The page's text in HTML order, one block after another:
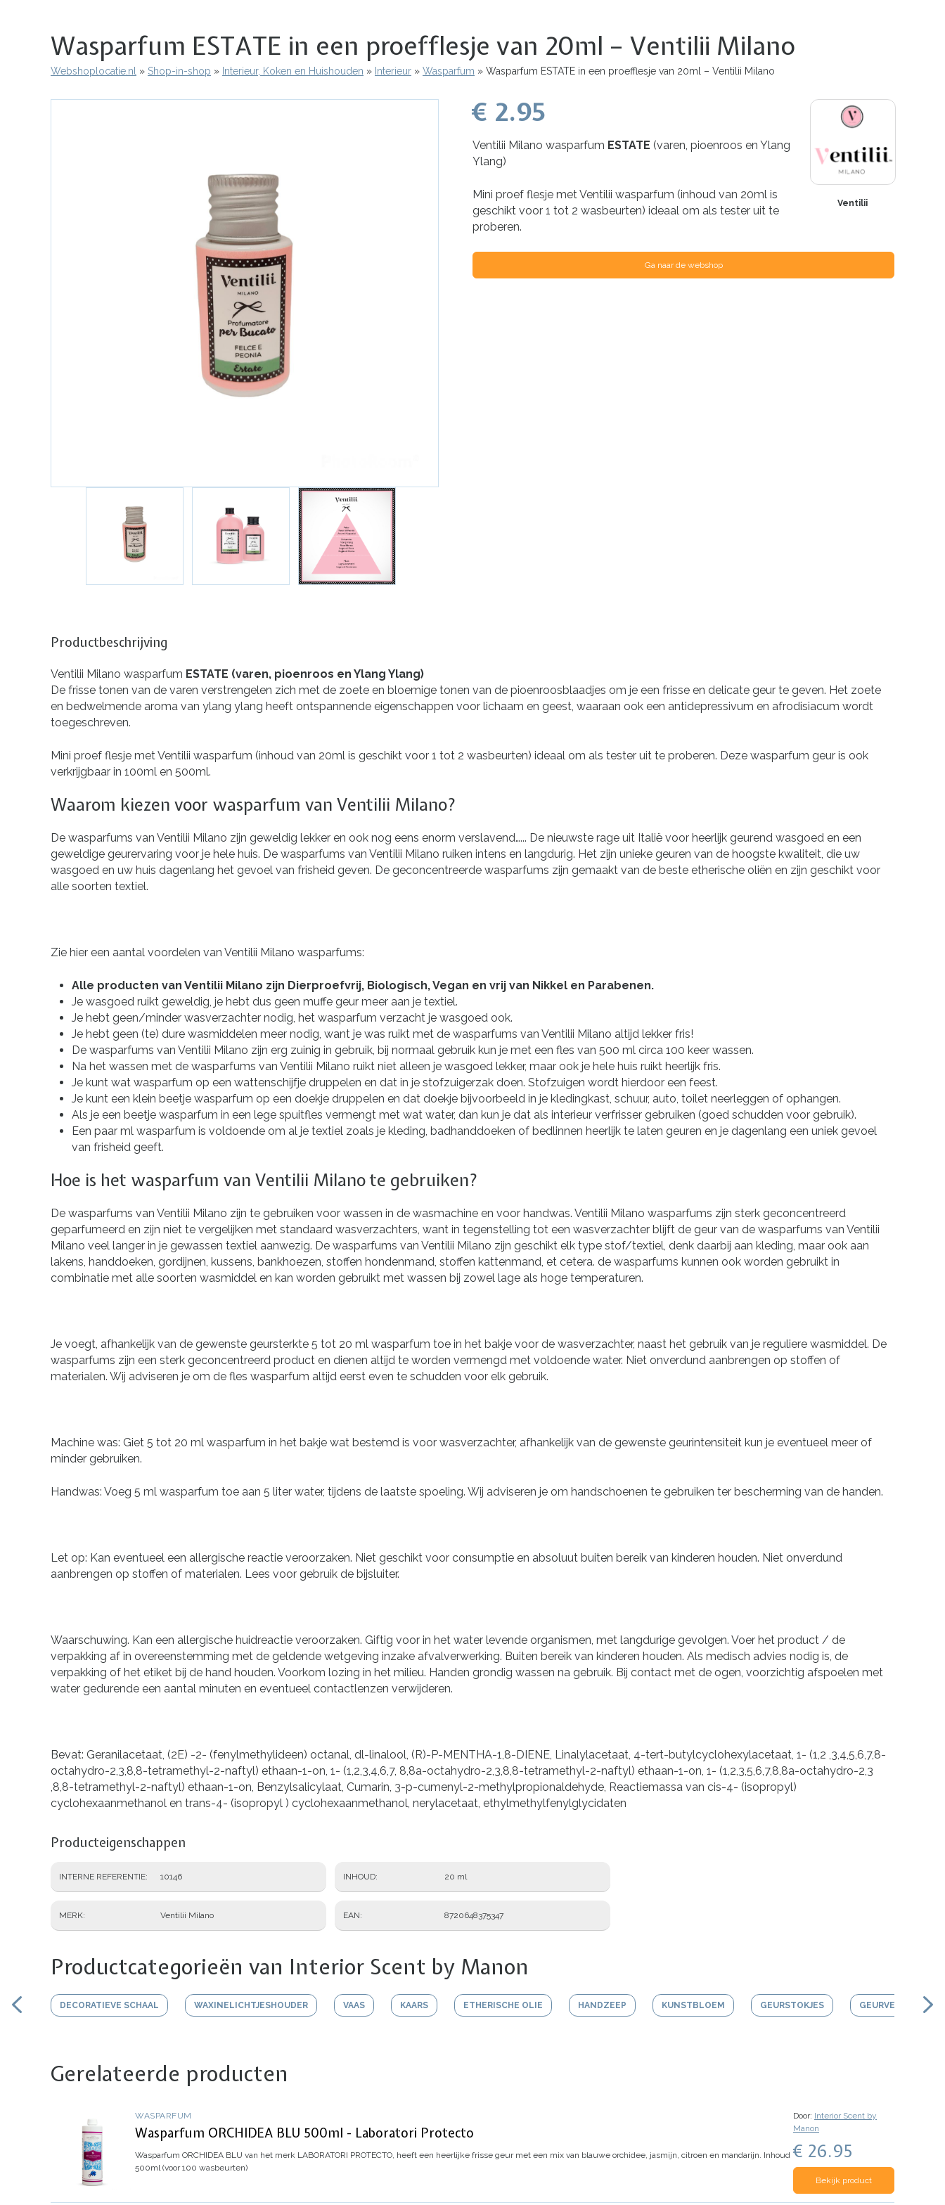
Wasparfum ESTATE in een proefflesje van 20ml – Ventilii Milano
Kruimelpad
Webshoplocatie.nl Shop-in-shop Interieur, Koken en Huishouden Interieur Wasparfum Wasparfum ESTATE in een proefflesje van 20ml – Ventilii Milano
Ventilii
€ 2.95
Ventilii Milano wasparfum ESTATE (varen, pioenroos en Ylang
Ylang)
Mini proef flesje met Ventilii wasparfum (inhoud van 20ml is
geschikt voor 1 tot 2 wasbeurten) ideaal om als tester uit te
proberen.
Ga naar de webshop
Productbeschrijving
Ventilii Milano wasparfum ESTATE (varen, pioenroos en Ylang Ylang)
De frisse tonen van de varen verstrengelen zich met de zoete en bloemige tonen van de pioenroosblaadjes om je een frisse en delicate geur te geven. Het zoete
en bedwelmende aroma van ylang ylang heeft ontspannende eigenschappen voor lichaam en geest, waaraan ook een antidepressivum en afrodisiacum wordt
toegeschreven.
Mini proef flesje met Ventilii wasparfum (inhoud van 20ml is geschikt voor 1 tot 2 wasbeurten) ideaal om als tester uit te proberen. Deze wasparfum geur is ook
verkrijgbaar in 100ml en 500ml.
Waarom kiezen voor wasparfum van Ventilii Milano?
De wasparfums van Ventilii Milano zijn geweldig lekker en ook nog eens enorm verslavend…... De nieuwste rage uit Italië voor heerlijk geurend wasgoed en een
geweldige geurervaring voor je hele huis. De wasparfums van Ventilii Milano ruiken intens en langdurig. Het zijn unieke geuren van de hoogste kwaliteit, die uw
wasgoed en uw huis dagenlang het gevoel van frisheid geven. De geconcentreerde wasparfums zijn gemaakt van de beste etherische oliën en zijn geschikt voor
alle soorten textiel.
Zie hier een aantal voordelen van Ventilii Milano wasparfums:
Alle producten van Ventilii Milano zijn Dierproefvrij, Biologisch, Vegan en vrij van Nikkel en Parabenen.
Je wasgoed ruikt geweldig, je hebt dus geen muffe geur meer aan je textiel.
Je hebt geen/minder wasverzachter nodig, het wasparfum verzacht je wasgoed ook.
Je hebt geen (te) dure wasmiddelen meer nodig, want je was ruikt met de wasparfums van Ventilii Milano altijd lekker fris!
De wasparfums van Ventilii Milano zijn erg zuinig in gebruik, bij normaal gebruik kun je met een fles van 500 ml circa 100 keer wassen.
Na het wassen met de wasparfums van Ventilii Milano ruikt niet alleen je wasgoed lekker, maar ook je hele huis ruikt heerlijk fris.
Je kunt wat wasparfum op een wattenschijfje druppelen en dat in je stofzuigerzak doen. Stofzuigen wordt hierdoor een feest.
Je kunt een klein beetje wasparfum op een doekje druppelen en dat doekje bijvoorbeeld in je kledingkast, schuur, auto, toilet neerleggen of ophangen.
Als je een beetje wasparfum in een lege spuitfles vermengt met wat water, dan kun je dat als interieur verfrisser gebruiken (goed schudden voor gebruik).
Een paar ml wasparfum is voldoende om al je textiel zoals je kleding, badhanddoeken of bedlinnen heerlijk te laten geuren en je dagenlang een uniek gevoel
van frisheid geeft.
Hoe is het wasparfum van Ventilii Milano te gebruiken?
De wasparfums van Ventilii Milano zijn te gebruiken voor wassen in de wasmachine en voor handwas. Ventilii Milano wasparfums zijn sterk geconcentreerd
geparfumeerd en zijn niet te vergelijken met standaard wasverzachters, want in tegenstelling tot een wasverzachter blijft de geur van de wasparfums van Ventilii
Milano veel langer in je gewassen textiel aanwezig. De wasparfums van Ventilii Milano zijn geschikt elk type stof/textiel, denk daarbij aan kleding, maar ook aan
lakens, handdoeken, gordijnen, kussens, bankhoezen, stoffen hondenmand, stoffen kattenmand, et cetera. de wasparfums kunnen ook worden gebruikt in
combinatie met alle soorten wasmiddel en kan worden gebruikt met wassen bij zowel lage als hoge temperaturen.
Je voegt, afhankelijk van de gewenste geursterkte 5 tot 20 ml wasparfum toe in het bakje voor de wasverzachter, naast het gebruik van je reguliere wasmiddel. De
wasparfums zijn een sterk geconcentreerd product en dienen altijd te worden vermengd met voldoende water. Niet onverdund aanbrengen op stoffen of
materialen. Wij adviseren je om de fles wasparfum altijd eerst even te schudden voor elk gebruik.
Machine was: Giet 5 tot 20 ml wasparfum in het bakje wat bestemd is voor wasverzachter, afhankelijk van de gewenste geurintensiteit kun je eventueel meer of
minder gebruiken.
Handwas: Voeg 5 ml wasparfum toe aan 5 liter water, tijdens de laatste spoeling. Wij adviseren je om handschoenen te gebruiken ter bescherming van de handen.
Let op: Kan eventueel een allergische reactie veroorzaken. Niet geschikt voor consumptie en absoluut buiten bereik van kinderen houden. Niet onverdund
aanbrengen op stoffen of materialen. Lees voor gebruik de bijsluiter.
Waarschuwing. Kan een allergische huidreactie veroorzaken. Giftig voor in het water levende organismen, met langdurige gevolgen. Voer het product / de
verpakking af in overeenstemming met de geldende wetgeving inzake afvalverwerking. Buiten bereik van kinderen houden. Als medisch advies nodig is, de
verpakking of het etiket bij de hand houden. Voorkom lozing in het milieu. Handen grondig wassen na gebruik. Bij contact met de ogen, voorzichtig afspoelen met
water gedurende een aantal minuten en eventueel contactlenzen verwijderen.
Bevat: Geranilacetaat, (2E) -2- (fenylmethylideen) octanal, dl-linalool, (R)-P-MENTHA-1,8-DIENE, Linalylacetaat, 4-tert-butylcyclohexylacetaat, 1- (1,2 ,3,4,5,6,7,8-
octahydro-2,3,8,8-tetramethyl-2-naftyl) ethaan-1-on, 1- (1,2,3,4,6,7, 8,8a-octahydro-2,3,8,8-tetramethyl-2-naftyl) ethaan-1-on, 1- (1,2,3,5,6,7,8,8a-octahydro-2,3
,8,8-tetramethyl-2-naftyl) ethaan-1-on, Benzylsalicylaat, Cumarin, 3-p-cumenyl-2-methylpropionaldehyde, Reactiemassa van cis-4- (isopropyl)
cyclohexaanmethanol en trans-4- (isopropyl ) cyclohexaanmethanol, nerylacetaat, ethylmethylfenylglycidaten
Producteigenschappen
INTERNE REFERENTIE 10146
MERK Ventilii Milano
INHOUD 20 ml
EAN 8720648375347
Productcategorieën van Interior Scent by Manon
DECORATIEVE SCHAAL WAXINELICHTJESHOUDER VAAS KAARS ETHERISCHE OLIE HANDZEEP KUNSTBLOEM GEURSTOKJES GEURVERSTUIVER
Gerelateerde producten
WASPARFUM
Wasparfum ORCHIDEA BLU 500ml - Laboratori Protecto
Wasparfum ORCHIDEA BLU van het merk LABORATORI PROTECTO, heeft een heerlijke frisse geur met een mix van blauwe orchidee, jasmijn, citroen en mandarijn. Inhoud
500ml (voor 100 wasbeurten)
Door: Interior Scent by
Manon
€ 26.95
Bekijk product